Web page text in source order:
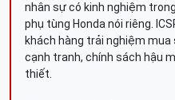
nhân sự có kinh nghiệm
phụ tùng Honda nói riêng.
khách hàng trải nghiệm
cạnh tranh, chính sách hậu
thiết.